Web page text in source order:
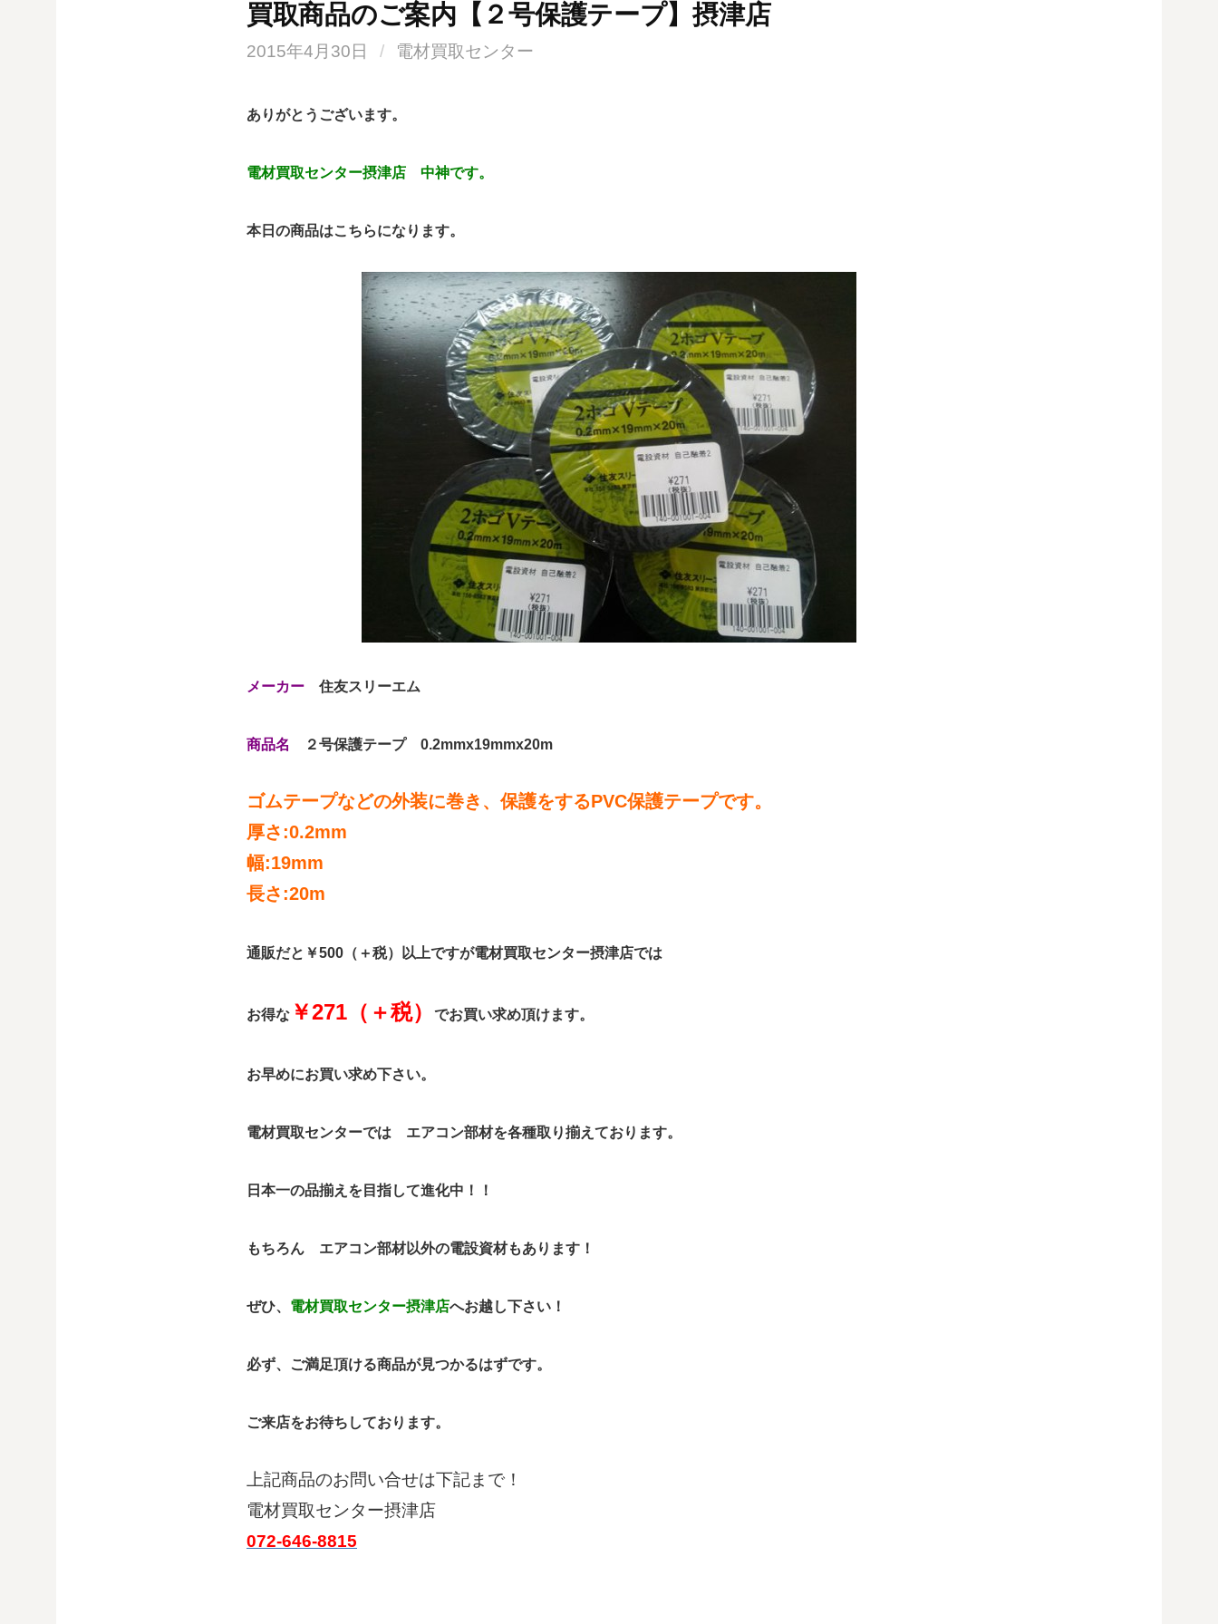
買取商品のご案内【２号保護テープ】摂津店
2015年4月30日 / 電材買取センター
ありがとうございます。
電材買取センター摂津店 中神です。
本日の商品はこちらになります。
メーカー 住友スリーエム
商品名 ２号保護テープ 0.2mmx19mmx20m
ゴムテープなどの外装に巻き、保護をするPVC保護テープです。
厚さ:0.2mm
幅:19mm
長さ:20m
通販だと￥500（＋税）以上ですが電材買取センター摂津店では
お得な ￥271（＋税） でお買い求め頂けます。
お早めにお買い求め下さい。
電材買取センターでは エアコン部材を各種取り揃えております。
日本一の品揃えを目指して進化中！！
もちろん エアコン部材以外の電設資材もあります！
ぜひ、 電材買取センター摂津店へお越し下さい！
必ず、ご満足頂ける商品が見つかるはずです。
ご来店をお待ちしております。
上記商品のお問い合せは下記まで！
電材買取センター摂津店
072-646-8815